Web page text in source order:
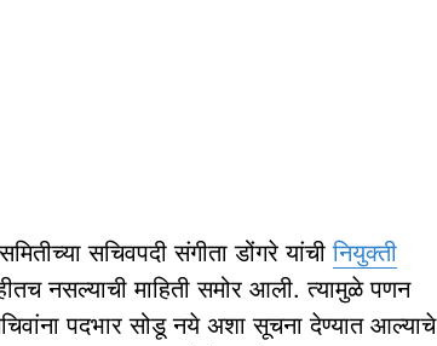
सचिवपदी संगीता डोंगरे यांचीनियुक्ती
नसल्याची माहिती समोर आली. त्यामुळे पणन
पदभार सोडू नये अशा सूचना देण्यात आल्याचे